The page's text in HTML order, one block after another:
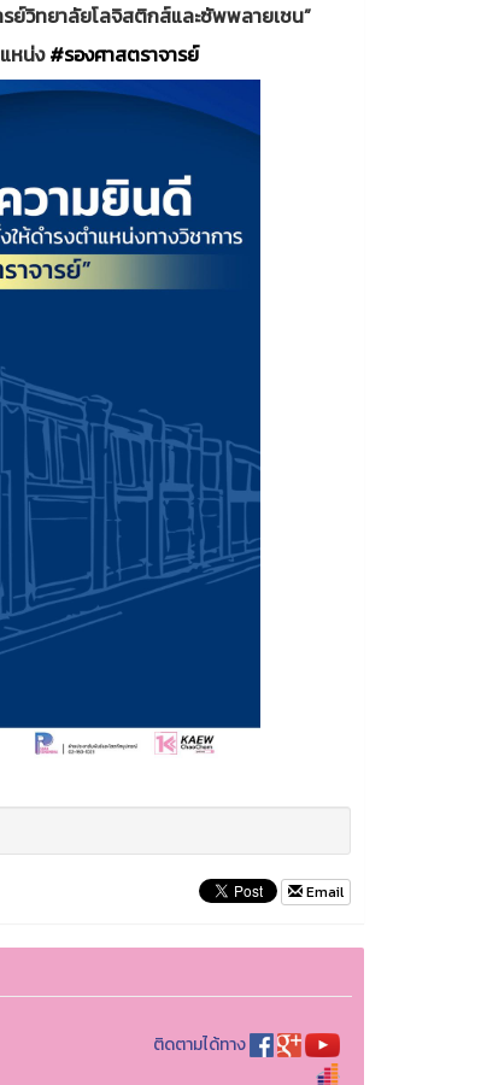
ย์วิทยาลัยโลจิสติกส์และซัพพลายเชน”
หน่ง#รองศาสตราจารย์
Email
ติดตามได้ทาง